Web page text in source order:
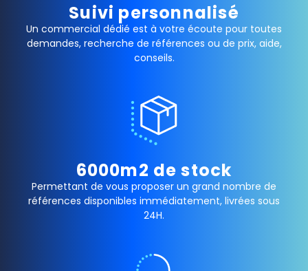
Suivi personnalisé
Un commercial dédié est à votre écoute pour toutes
demandes, recherche de références ou de prix, aide,
conseils.
6000m2 de stock
Permettant de vous proposer un grand nombre de
références disponibles immédiatement, livrées sous
24H.